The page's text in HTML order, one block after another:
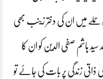
حملے میں ان کی دختر زینب بھی
ہاشم صفی الدین کو ان کا
ذاتی زندگی پر بات کی جائے تو